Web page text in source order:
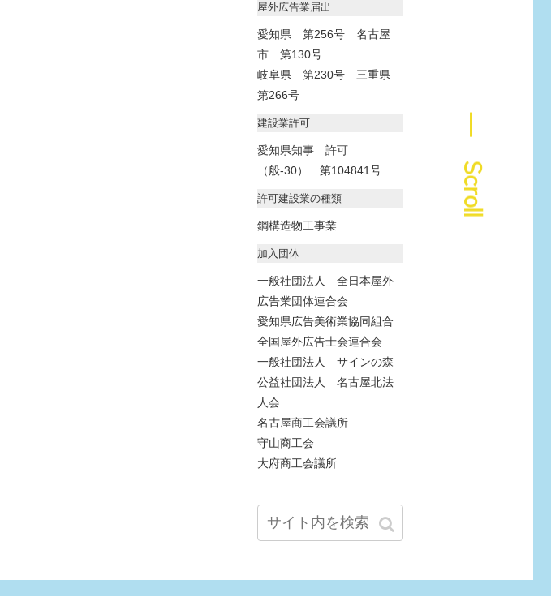
― Scroll
屋外広告業届出
愛知県 第256号 名古屋
市 第130号
岐阜県 第230号 三重県
第266号
建設業許可
愛知県知事 許可
（般-30） 第104841号
許可建設業の種類
鋼構造物工事業
加入団体
一般社団法人 全日本屋外
広告業団体連合会
愛知県広告美術業協同組合
全国屋外広告士会連合会
一般社団法人 サインの森
公益社団法人 名古屋北法
人会
名古屋商工会議所
守山商工会
大府商工会議所